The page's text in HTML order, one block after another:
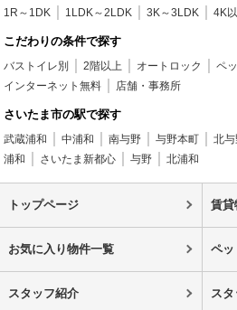
1R～1DK 1LDK～2LDK 3K～3LDK 4K
こだわりの条件で探す
バストイレ別 2階以上 オートロック ペ
インターネット無料
店舗・事務所
さいたま市の駅で探す
武蔵浦和 中浦和 南与野 与野本町 北
浦和
さいたま新都心 与野 北浦和
トップページ 賃貸
お気に入り物件一覧 ペッ
スタッフ紹介 ス